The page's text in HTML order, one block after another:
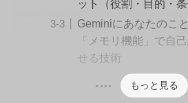
ット（役割・目的・
Geminiにあなたのこ
「メモリ機能」で自
せる技術
もっと見る